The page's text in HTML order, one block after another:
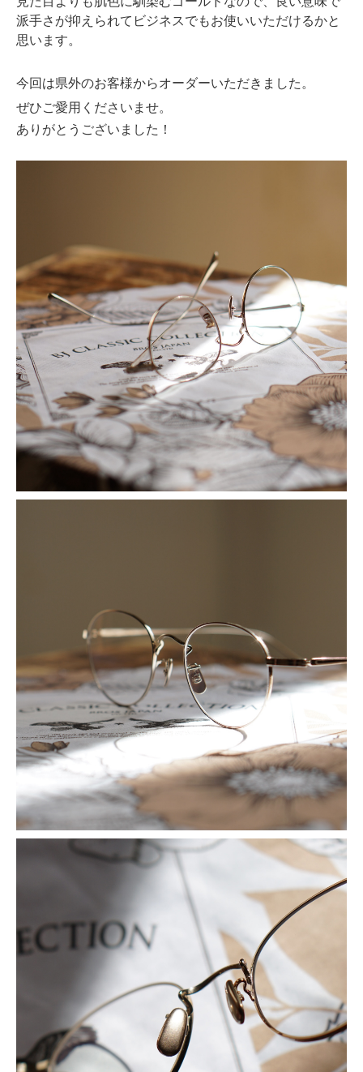
派手さが抑えられてビジネスでもお使いいただけるかと
思います。
今回は県外のお客様からオーダーいただきました。
ぜひご愛用くださいませ。
ありがとうございました！